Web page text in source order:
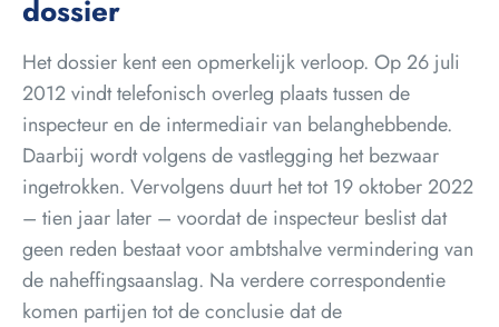
dossier
Het dossier kent een opmerkelijk verloop. Op 26 juli
2012 vindt telefonisch overleg plaats tussen de
inspecteur en de intermediair van belanghebbende.
Daarbij wordt volgens de vastlegging het bezwaar
ingetrokken. Vervolgens duurt het tot 19 oktober 2022
– tien jaar later – voordat de inspecteur beslist dat
geen reden bestaat voor ambtshalve vermindering van
de naheffingsaanslag. Na verdere correspondentie
komen partijen tot de conclusie dat de